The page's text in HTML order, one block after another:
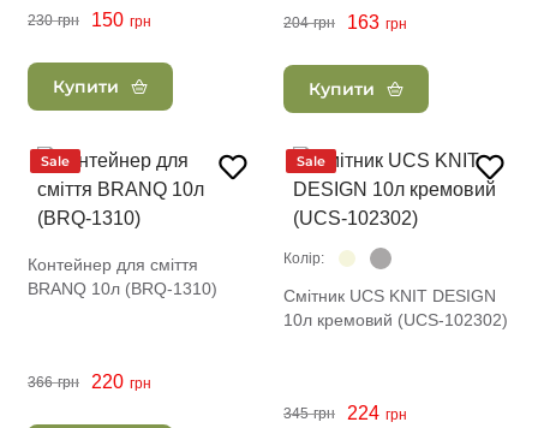
230 грн 150 грн
Купити
204 грн 163 грн
Купити
Sale
Контейнер для сміття
BRANQ 10л (BRQ-1310)
366 грн 220 грн
Sale
Колір:
Смітник UCS KNIT DESIGN
10л кремовий (UCS-102302)
345 грн 224 грн